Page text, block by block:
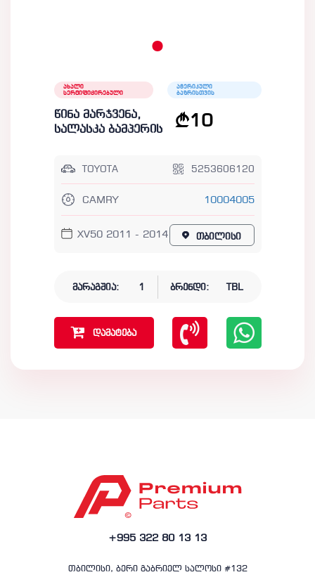
ახალი
სერტიფიცირებული
ამერიკული
ბაზრისთვის
წინა მარჯვენა,
სალასკა ბამპერის
10
TOYOTA 5253606120
CAMRY 10004005
XV50 2011 - 2014 თბილისი
მარაგშია: 1 ბრენდი: TBL
დამატება
+995 322 80 13 13
თბილისი, ბერი გაბრიელ სალოსი #132